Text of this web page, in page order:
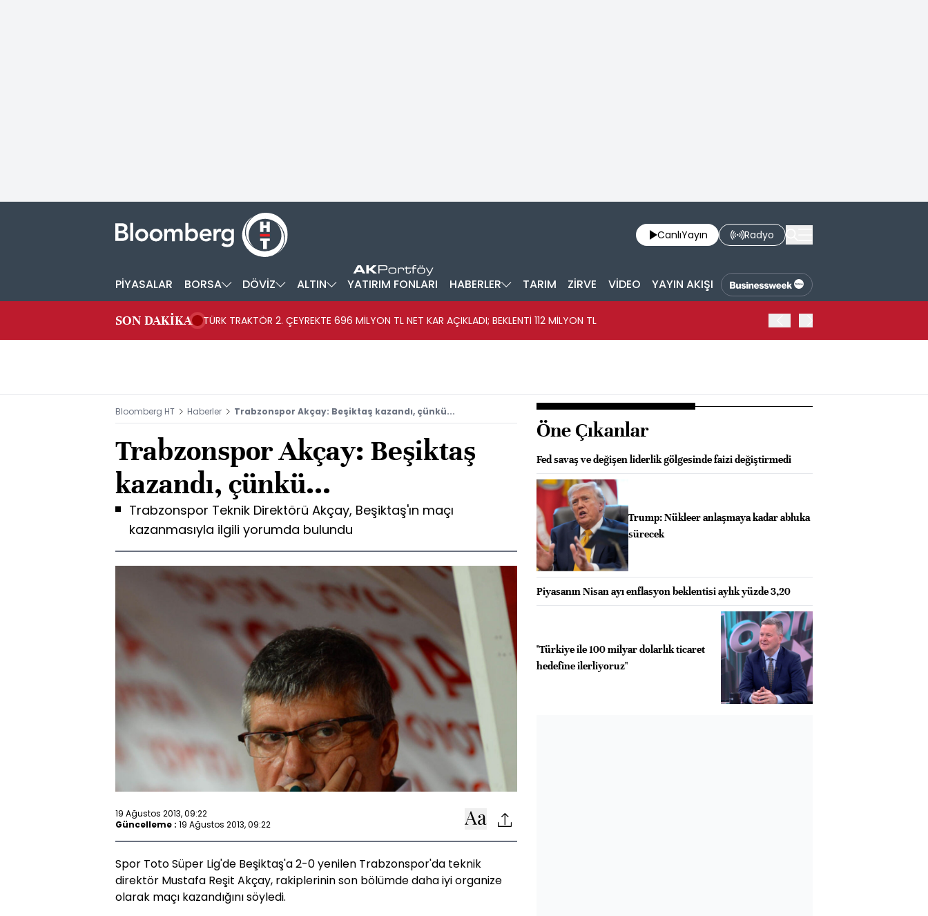
CanlıYayın Radyo
PİYASALAR BORSA DÖVİZ ALTIN YATIRIM FONLARI HABERLER TARIM ZİRVE VİDEO YAYIN AKIŞI
SON DAKİKA TÜRK TRAKTÖR 2. ÇEYREKTE 696 MİLYON TL NET KAR AÇIKLADI; BEKLENTİ 112 MİLYON TL
Bloomberg HT Haberler Trabzonspor Akçay: Beşiktaş kazandı, çünkü...
Trabzonspor Akçay: Beşiktaş
kazandı, çünkü...
Trabzonspor Teknik Direktörü Akçay, Beşiktaş'ın maçı
kazanmasıyla ilgili yorumda bulundu
19 Ağustos 2013, 09:22
Güncelleme : 19 Ağustos 2013, 09:22
Spor Toto Süper Lig'de Beşiktaş'a 2-0 yenilen Trabzonspor'da teknik
direktör Mustafa Reşit Akçay, rakiplerinin son bölümde daha iyi organize
olarak maçı kazandığını söyledi.
Öne Çıkanlar
Fed savaş ve değişen liderlik gölgesinde faizi değiştirmedi
Trump: Nükleer anlaşmaya kadar abluka
sürecek
Piyasanın Nisan ayı enflasyon beklentisi aylık yüzde 3,20
"Türkiye ile 100 milyar dolarlık ticaret
hedefine ilerliyoruz"